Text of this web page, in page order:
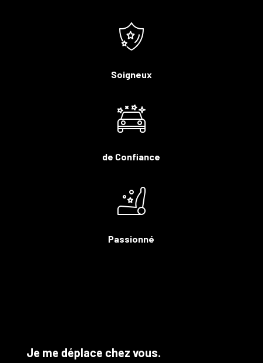
Soigneux
de Confiance
Passionné
Je me déplace chez vous.